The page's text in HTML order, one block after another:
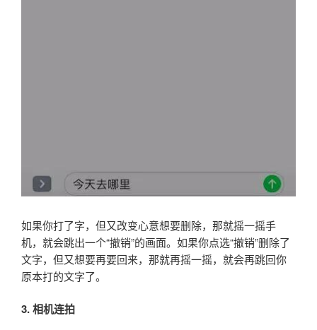
如果你打了字，但又改变心意想要删除，那就摇一摇手
机，就会跳出一个“撤销”的画面。如果你点选“撤销”删除了
文字，但又想要再要回来，那就再摇一摇，就会再跳回你
原本打的文字了。
3. 相机连拍